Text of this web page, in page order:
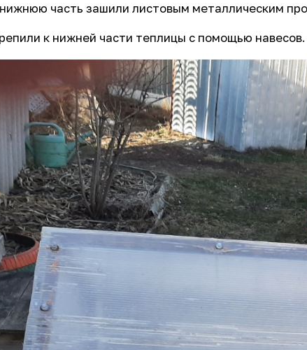
часть зашили листовым металлическим
к нижней части теплицы с помощью навесов.